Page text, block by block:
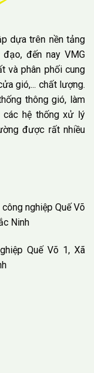
dựa trên nền tảng
đến nay VMG
và phân phối cung
gió,... chất lượng.
thông gió, làm
các hệ thống xử lý
được rất nhiều
nghiệp Quế Võ
Ninh
Quế Võ 1, Xã